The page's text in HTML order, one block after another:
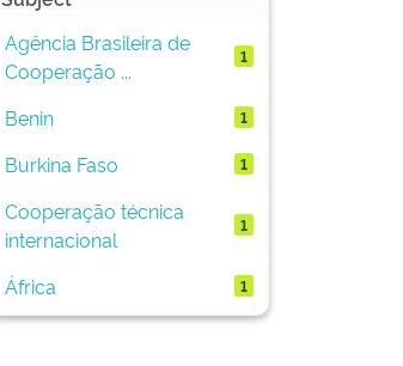
Agência Brasileira de
Cooperação ...
1
Benin 1
Burkina Faso 1
Cooperação técnica
internacional
1
África 1